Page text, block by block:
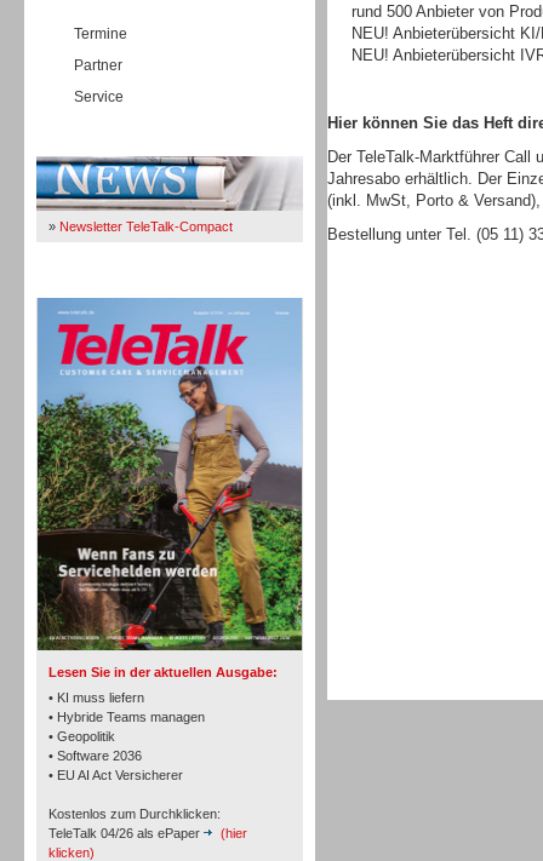
Termine
Partner
Service
» Newsletter TeleTalk-Compact
Lesen Sie in der aktuellen Ausgabe:
• KI muss liefern
• Hybride Teams managen
• Geopolitik
• Software 2036
• EU AI Act Versicherer
Kostenlos zum Durchklicken:
TeleTalk 04/26 als ePaper
(hier
klicken)
TK- und ACD-Systeme
Workforce-Management
rund 500 Anbieter von
NEU! Anbieterübersicht
NEU! Anbieterübersicht
Hier können Sie das Heft
Der TeleTalk-Marktführer
Jahresabo erhältlich. Der
(inkl. MwSt, Porto &
Bestellung unter Tel. (05 11)